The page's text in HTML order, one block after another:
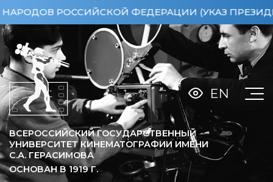
РОССИЙСКОЙ ФЕДЕРАЦИИ (УКАЗ ПРЕЗИДЕНТА
ВСЕРОССИЙСКИЙ ГОСУДАРСТВЕННЫЙ
УНИВЕРСИТЕТ КИНЕМАТОГРАФИИ ИМЕНИ
С.А. ГЕРАСИМОВА
ОСНОВАН В 1919Г.
EN